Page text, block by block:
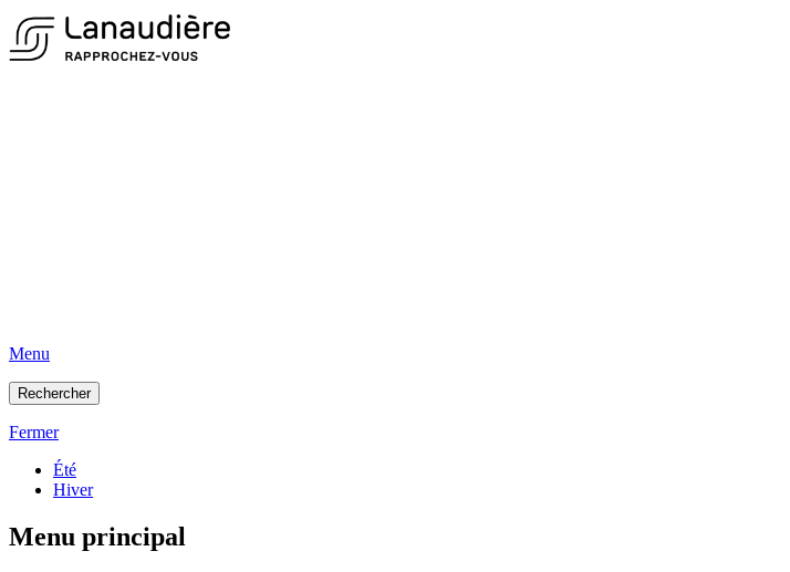
Menu
Rechercher
Fermer
Été
Hiver
Menu principal